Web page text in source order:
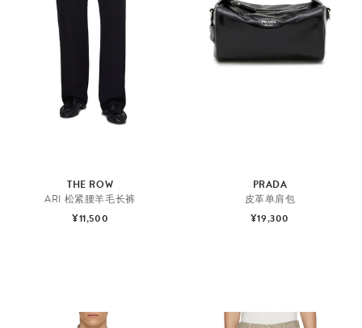
THE ROW
ARI 松紧腰羊毛长裤
¥11,500
PRADA
皮革单肩包
¥19,300